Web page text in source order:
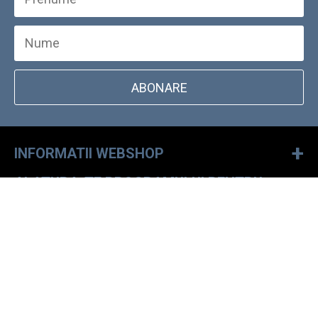
ABONARE
INFORMATII WEBSHOP +
ALATURA-TE PROGRAMULUI PENTRU